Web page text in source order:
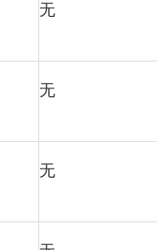
无
无
无